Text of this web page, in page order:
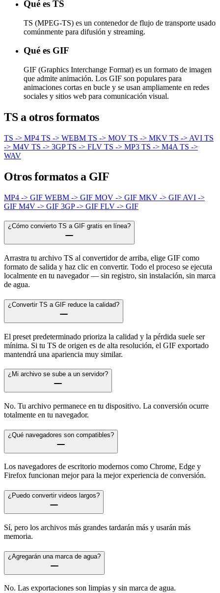
Qué es TS
TS (MPEG-TS) es un contenedor de flujo de transporte usado
comúnmente para difusión y streaming.
Qué es GIF
GIF (Graphics Interchange Format) es un formato de imagen
que admite animación. Los GIF son populares para
animaciones cortas en bucle y se usan ampliamente en redes
sociales y sitios web para comunicación visual.
TS a otros formatos
TS -> MP4 TS -> WEBM TS -> MOV TS -> MKV TS -> AVI TS
-> M4V TS -> 3GPTS -> FLV TS -> MP3 TS -> M4A TS ->
WAV
Otros formatos a GIF
MP4 -> GIF WEBM -> GIF MOV -> GIF MKV -> GIF AVI ->
GIF M4V -> GIF 3GP -> GIF FLV -> GIF
¿Cómo convierto TS a GIF gratis en línea?
Arrastra tu archivo TS al convertidor de arriba, elige GIF como
formato de salida y haz clic en convertir. Todo el proceso se ejecuta
localmente en tu navegador — sin registro, sin instalación, sin marca
de agua.
¿Convertir TS a GIF reduce la calidad?
El preset predeterminado prioriza la calidad y la pérdida suele ser
mínima. Si tu TS de origen es de alta resolución, el GIF exportado
mantendrá una apariencia muy similar.
¿Mi archivo se sube a un servidor?
No. Tu archivo permanece en tu dispositivo. La conversión ocurre
totalmente en tu navegador.
¿Qué navegadores son compatibles?
Los navegadores de escritorio modernos como Chrome, Edge y
Firefox funcionan mejor para la mejor experiencia de conversión.
¿Puedo convertir videos largos?
Sí, pero los archivos más grandes tardarán más y usarán más
memoria.
¿Agregarán una marca de agua?
No. Las exportaciones son limpias y sin marca de agua.